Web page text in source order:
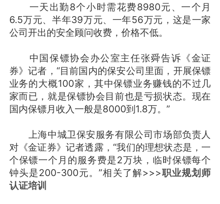
一天出勤8个小时需花费8980元、一个月
6.5万元、半年39万元、一年56万元，这是一家
公司开出的安全顾问收费，价格不低。
中国保镖协会办公室主任张舜告诉《金证
券》记者，“目前国内的保安公司里面，开展保镖
业务的大概100家，其中保镖业务赚钱的不过几
家而已，就是保镖协会目前也是亏损状态。现在
国内保镖月收入一般是8000到1.8万。”
上海中城卫保安服务有限公司市场部负责人
对《金证券》记者透露，“我们的理想状态是，一
个保镖一个月的服务费是2万块，临时保镖每个
钟头是200-300元。”相关了解>>>职业规划师
认证培训